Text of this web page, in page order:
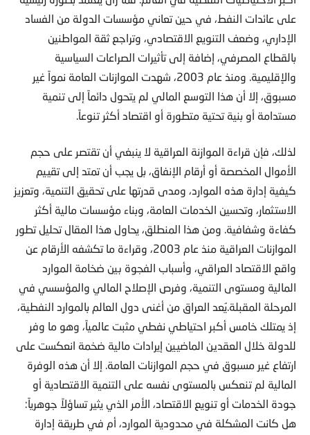
على عائدات النفط، في حين تعاني مؤسسات الدولة من الفساد
الإداري، وضعف التنويع الاقتصادي، وتراجع ثقة المواطنين
بالقطاع المصرفي، إضافة إلى تأثيرات الصراعات السياسية
والإقليمية. ومنذ عام 2003، شهدت الموازنات العامة نمواً غير
مسبوق، إلا أن هذا التوسع المالي لم يتحول دائماً إلى تنمية
مستدامة أو بنية تحتية متطورة أو اقتصاد أكثر تنوعاً.
لذلك، فإن قراءة الموازنة العراقية لا ينبغي أن تقتصر على حجم
الأموال المخصصة أو أرقام الإنفاق، بل يجب أن تمتد إلى تقييم
كيفية إدارة هذه الموارد، ومدى قدرتها على تحقيق التنمية، وتعزيز
الاستثمار، وتحسين الخدمات العامة، وبناء مؤسسات مالية أكثر
كفاءة وشفافية. ومن هذا المنطلق، يحاول هذا المقال تحليل تطور
الموازنات العراقية منذ عام 2003، وقراءة ما تكشفه الأرقام عن
واقع الاقتصاد العراقي، وأسباب الفجوة بين ضخامة الموارد
المالية ومستوى التنمية، وفرص الإصلاح المالي والمؤسسي في
المرحلة المقبلة.يُعد العراق من أغنى دول العالم بالموارد النفطية،
إذ يمتلك خامس أكبر احتياطي نفطي مثبت عالمياً، وهو ما وفر
للدولة خلال العقدين الماضيين إيرادات مالية ضخمة انعكست على
ارتفاع غير مسبوق في حجم الموازنات العامة. إلا أن هذه الوفرة
المالية لم تنعكس بالمستوى نفسه على التنمية الاقتصادية أو
جودة الخدمات أو تنويع الاقتصاد، الأمر الذي يثير تساؤلاً جوهرياً:
هل كانت المشكلة في محدودية الموارد، أم في طريقة إدارة